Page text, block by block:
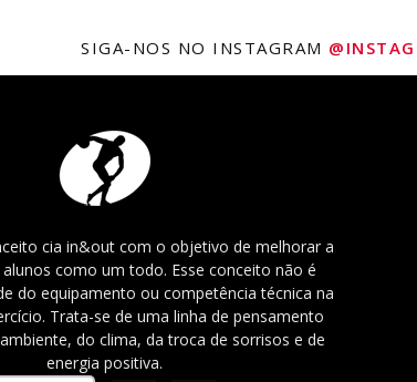
SIGA-NOS NO INSTAGRAM
cia in&out com o objetivo de melhorar a
como um todo. Esse conceito não é
do equipamento ou competência técnica na
Trata-se de uma linha de pensamento
do clima, da troca de sorrisos e de
energia positiva.